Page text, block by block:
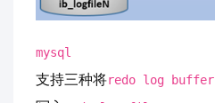
mysql
支持三种将redo log buffer